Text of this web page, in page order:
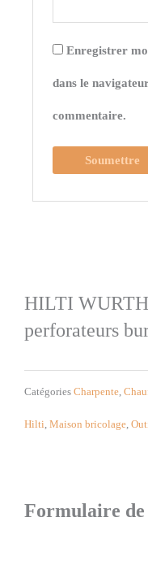
Formulaire de
Enregistrer
dans le
commentaire.
HILTI
perforateurs
Catégories Charpente,
Hilti, Maison bricolage,